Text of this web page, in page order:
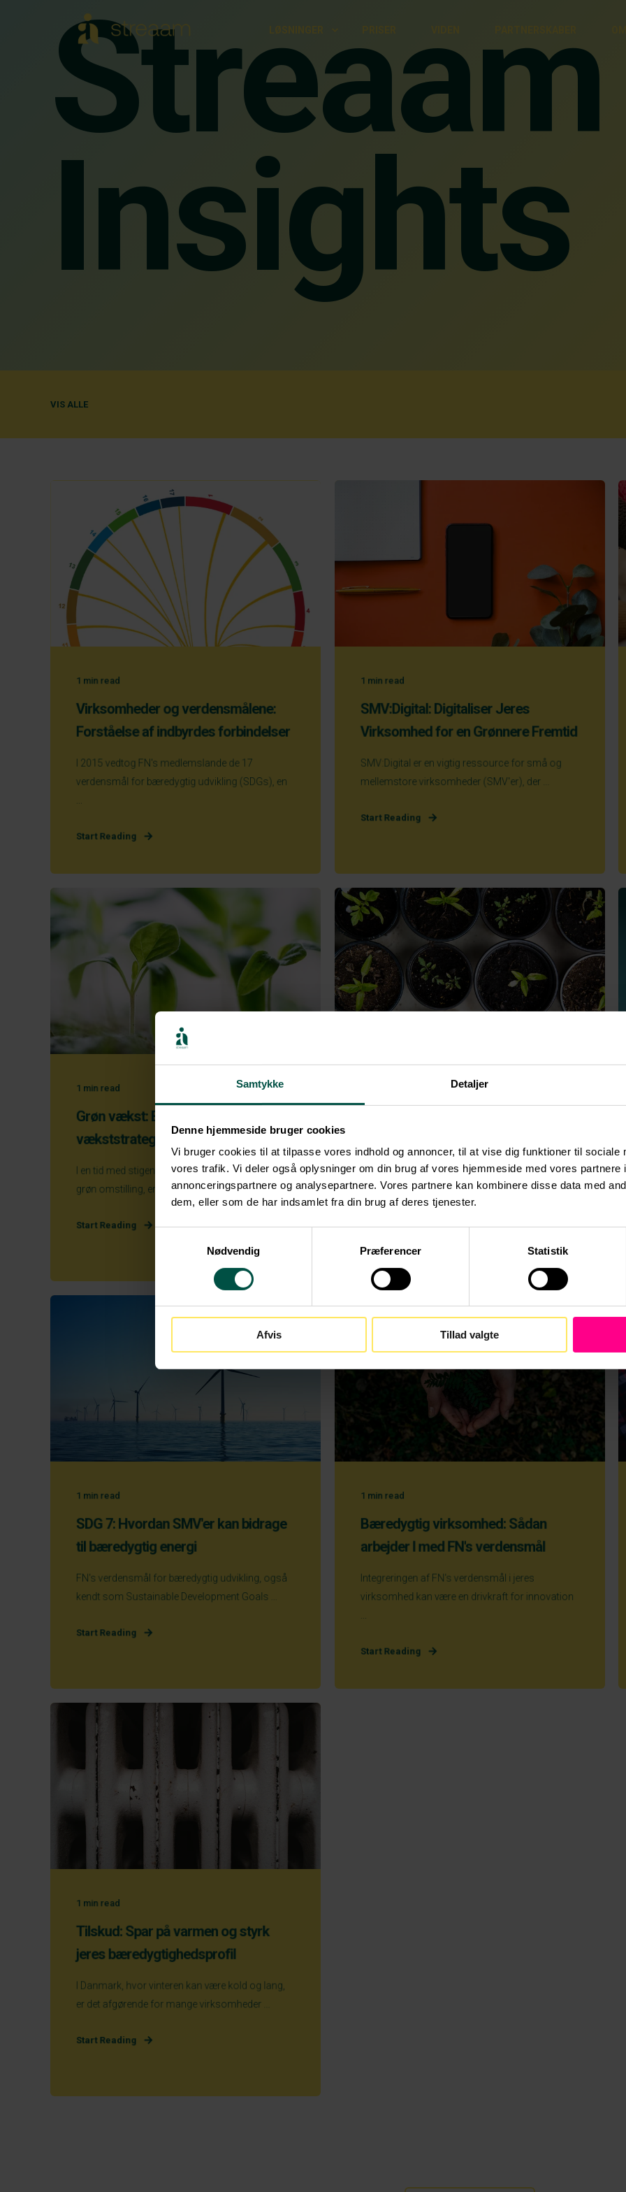
Samtykke Detaljer
Denne hjemmeside bruger cookies
Vi bruger cookies til at tilpasse vores indhold og annoncer, til at vise dig funktioner til sociale
vores trafik. Vi deler også oplysninger om din brug af vores hjemmeside med vores partnere
annonceringspartnere og analysepartnere. Vores partnere kan kombinere disse data med
dem, eller som de har indsamlet fra din brug af deres tjenester.
Nødvendig
Præferencer Statistik
Afvis Tillad valgte
Streaam
Insights
VIS ALLE
1 min read
Virksomheder og verdensmålene:
Forståelse af indbyrdes forbindelser
I 2015 vedtog FN's medlemslande de 17
verdensmål for bæredygtig udvikling (SDGs), en
Start Reading
1 min read
SMV:Digital: Digitaliser Jeres
Virksomhed for en Grønnere Fremtid
SMV:Digital er en vigtig ressource for små og
mellemstore virksomheder (SMV'er), der ...
Start Reading
1 min read
Grøn vækst: Bæredygtighed som
vækststrategi
I en tid med stigende fokus på bæredygtighed og
grøn omstilling, er begrebet "grøn vækst" ...
Start Reading
At tage skridtet mod en mere bæredygtig
virksomhedsdrift er både ansvarsfuldt og ...
Start Reading
1 min read
SDG 7: Hvordan SMV'er kan bidrage
til bæredygtig energi
FN's verdensmål for bæredygtig udvikling, også
kendt som Sustainable Development Goals ...
Start Reading
1 min read
Bæredygtig virksomhed: Sådan
arbejder I med FN's verdensmål
Integreringen af FN's verdensmål i jeres
virksomhed kan være en drivkraft for innovation
Start Reading
1 min read
Tilskud: Spar på varmen og styrk
jeres bæredygtighedsprofil
I Danmark, hvor vinteren kan være kold og lang,
er det afgørende for mange virksomheder ...
Start Reading